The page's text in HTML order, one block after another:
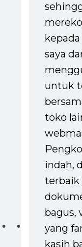
saya
untuk
toko
indah,
terbaik
bagus,
yang
kasih